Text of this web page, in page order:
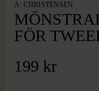
A. CHRISTENSEN
FÖR
199 kr